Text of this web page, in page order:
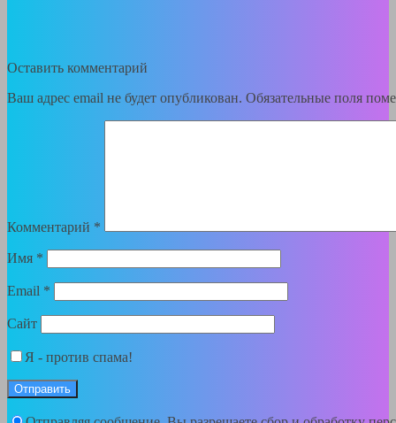
Оставить комментарий
Ваш адрес email не будет опубликован. Обязательные поля
Комментарий *
Имя *
Email *
Сайт
Я - против спама!